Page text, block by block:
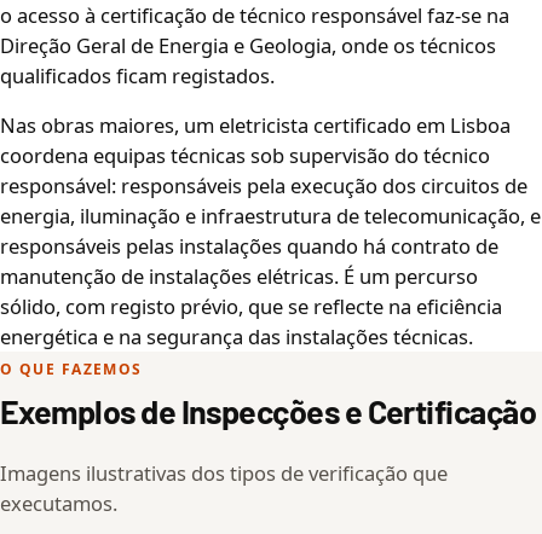
o acesso à certificação de técnico responsável faz-se na
Direção Geral de Energia e Geologia, onde os técnicos
qualificados ficam registados.
Nas obras maiores, um eletricista certificado em Lisboa
coordena equipas técnicas sob supervisão do técnico
responsável: responsáveis pela execução dos circuitos de
energia, iluminação e infraestrutura de telecomunicação, e
responsáveis pelas instalações quando há contrato de
manutenção de instalações elétricas. É um percurso
sólido, com registo prévio, que se reflecte na eficiência
energética e na segurança das instalações técnicas.
O QUE FAZEMOS
Exemplos de Inspecções e Certificação
Imagens ilustrativas dos tipos de verificação que
executamos.